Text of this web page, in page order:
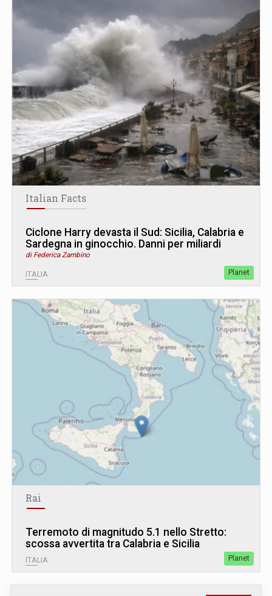
Italian Facts
Ciclone Harry devasta il Sud: Sicilia, Calabria e
Sardegna in ginocchio. Danni per miliardi
di Federica Zambino
ITALIA Planet
Rai
Terremoto di magnitudo 5.1 nello Stretto:
scossa avvertita tra Calabria e Sicilia
ITALIA Planet